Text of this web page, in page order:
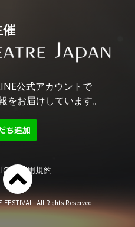
催
公式アカウントで
をお届けしています。
利用規約
All Rights Reserved.